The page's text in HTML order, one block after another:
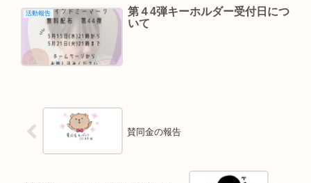
活動報告
第４4弾キーホルダー受付日につ
いて
賛同金の報告